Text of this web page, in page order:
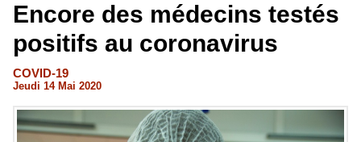
Encore des médecins testés
positifs au coronavirus
COVID-19
Jeudi 14 Mai 2020